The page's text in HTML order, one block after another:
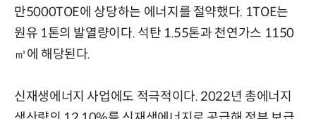
만5000TOE에 상당하는 에너지를 절약했다. 1TOE는
원유 1톤의 발열량이다. 석탄 1.55톤과 천연가스 1150
㎥에 해당된다.
신재생에너지 사업에도 적극적이다. 2022년 총에너지